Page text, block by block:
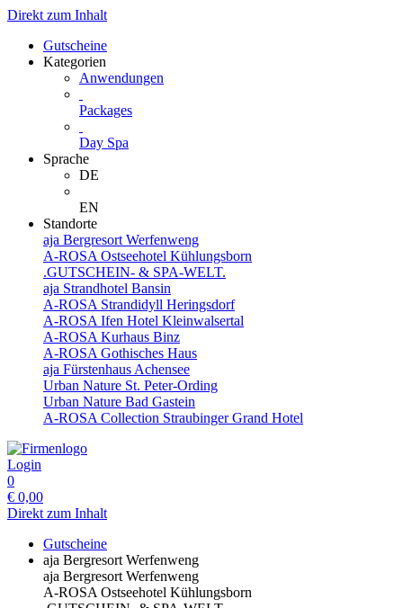
Direkt zum Inhalt
Gutscheine
Kategorien
Anwendungen
Packages
Day Spa
Sprache
DE
EN
Standorte
aja Bergresort Werfenweng
A-ROSA Ostseehotel Kühlungsborn
.GUTSCHEIN- & SPA-WELT.
aja Strandhotel Bansin
A-ROSA Strandidyll Heringsdorf
A-ROSA Ifen Hotel Kleinwalsertal
A-ROSA Kurhaus Binz
A-ROSA Gothisches Haus
aja Fürstenhaus Achensee
Urban Nature St. Peter-Ording
Urban Nature Bad Gastein
A-ROSA Collection Straubinger Grand Hotel
Login
0
€ 0,00
Direkt zum Inhalt
Gutscheine
aja Bergresort Werfenweng
aja Bergresort Werfenweng
A-ROSA Ostseehotel Kühlungsborn